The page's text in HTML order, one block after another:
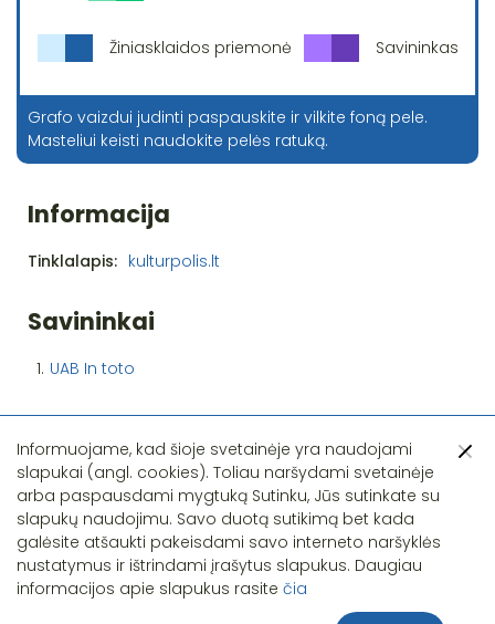
Žiniasklaidos priemonė Savininkas
Grafo vaizdui judinti paspauskite ir vilkite foną pele.
Masteliui keisti naudokite pelės ratuką.
Informacija
Tinklalapis: kulturpolis.lt
Savininkai
1. UAB In toto
Pastebėjote klaidą?
Informuojame, kad šioje svetainėje yra naudojami
slapukai (angl. cookies). Toliau naršydami svetainėje
arba paspausdami mygtuką Sutinku, Jūs sutinkate su
slapukų naudojimu. Savo duotą sutikimą bet kada
galėsite atšaukti pakeisdami savo interneto naršyklės
nustatymus ir ištrindami įrašytus slapukus. Daugiau
informacijos apie slapukus rasite čia